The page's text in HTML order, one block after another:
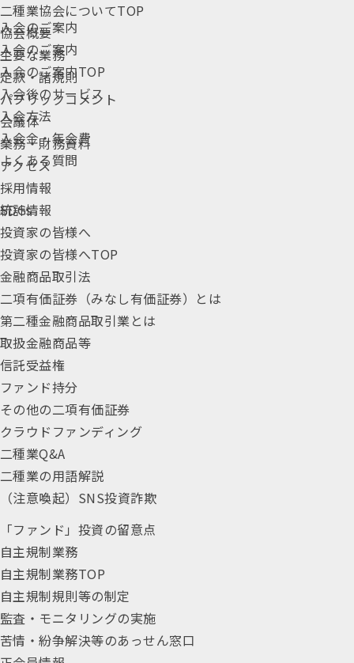
入会のご案内
入会のご案内
入会のご案内TOP
入会後のサービス
入会方法
入会金・年会費
よくある質問
統計情報
二種業協会についてTOP
協会概要
主要な業務
定款・諸規則
パブリックコメント
会議体
業務・財務資料
アクセス
採用情報
SDGs
投資家の皆様へ
投資家の皆様へTOP
金融商品取引法
二項有価証券（みなし有価証券）とは
第二種金融商品取引業とは
取扱金融商品等
信託受益権
ファンド持分
その他の二項有価証券
クラウドファンディング
二種業Q&A
二種業の用語解説
（注意喚起）SNS投資詐欺
「ファンド」投資の留意点
自主規制業務
自主規制業務TOP
自主規制規則等の制定
監査・モニタリングの実施
苦情・紛争解決等のあっせん窓口